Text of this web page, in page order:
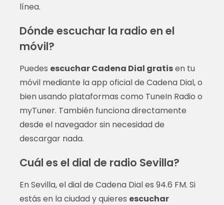
línea.
Dónde escuchar la radio en el
móvil?
Puedes escuchar Cadena Dial gratisen tu
móvil mediante la app oficial de Cadena Dial, o
bien usando plataformas como TuneIn Radio o
myTuner. También funciona directamente
desde el navegador sin necesidad de
descargar nada.
Cuál es el dial de radio Sevilla?
En Sevilla, el dial de Cadena Dial es 94.6 FM. Si
estás en la ciudad y quieres escuchar